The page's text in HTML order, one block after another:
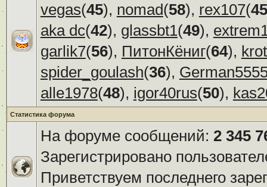
vegas(45), nomad(58), rex107(45
aka dc(42), glassbt1(49),
garlik7(56), ПитонКёниг(64),
spider_goulash(36),
alle1978(48), igor40rus(50),
Статистика форума
На форуме сообщений: 2 345
Зарегистрировано
Приветствуем последнего